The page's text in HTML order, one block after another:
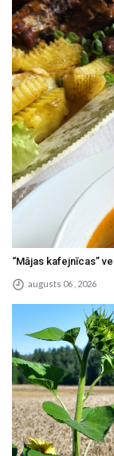
“Mājas kafejnīcas”
augusts 06 , 2026